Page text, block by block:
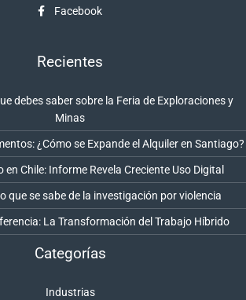
Facebook
Recientes
debes saber sobre la Feria de Exploraciones y
Minas
¿Cómo se Expande el Alquiler en Santiago?
en Chile: Informe Revela Creciente Uso Digital
que se sabe de la investigación por violencia
La Transformación del Trabajo Híbrido
Categorías
Industrias